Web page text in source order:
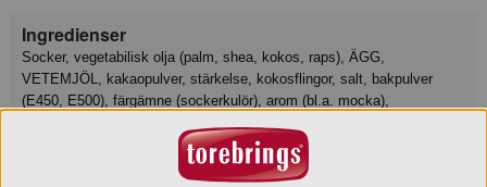
Ingredienser
Socker, vegetabilisk olja (palm, shea, kokos, raps), ÄGG,
VETEMJÖL, kakaopulver, stärkelse, kokosflingor, salt, bakpulver
(E450, E500), färgämne (sockerkulör), arom (bl.a. mocka),
konserveringsmedel (kaliumsorbat). Kan innehålla spår av MANDEL,
HASSELNÖTTER och MJÖLK.